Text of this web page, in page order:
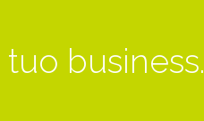
business.